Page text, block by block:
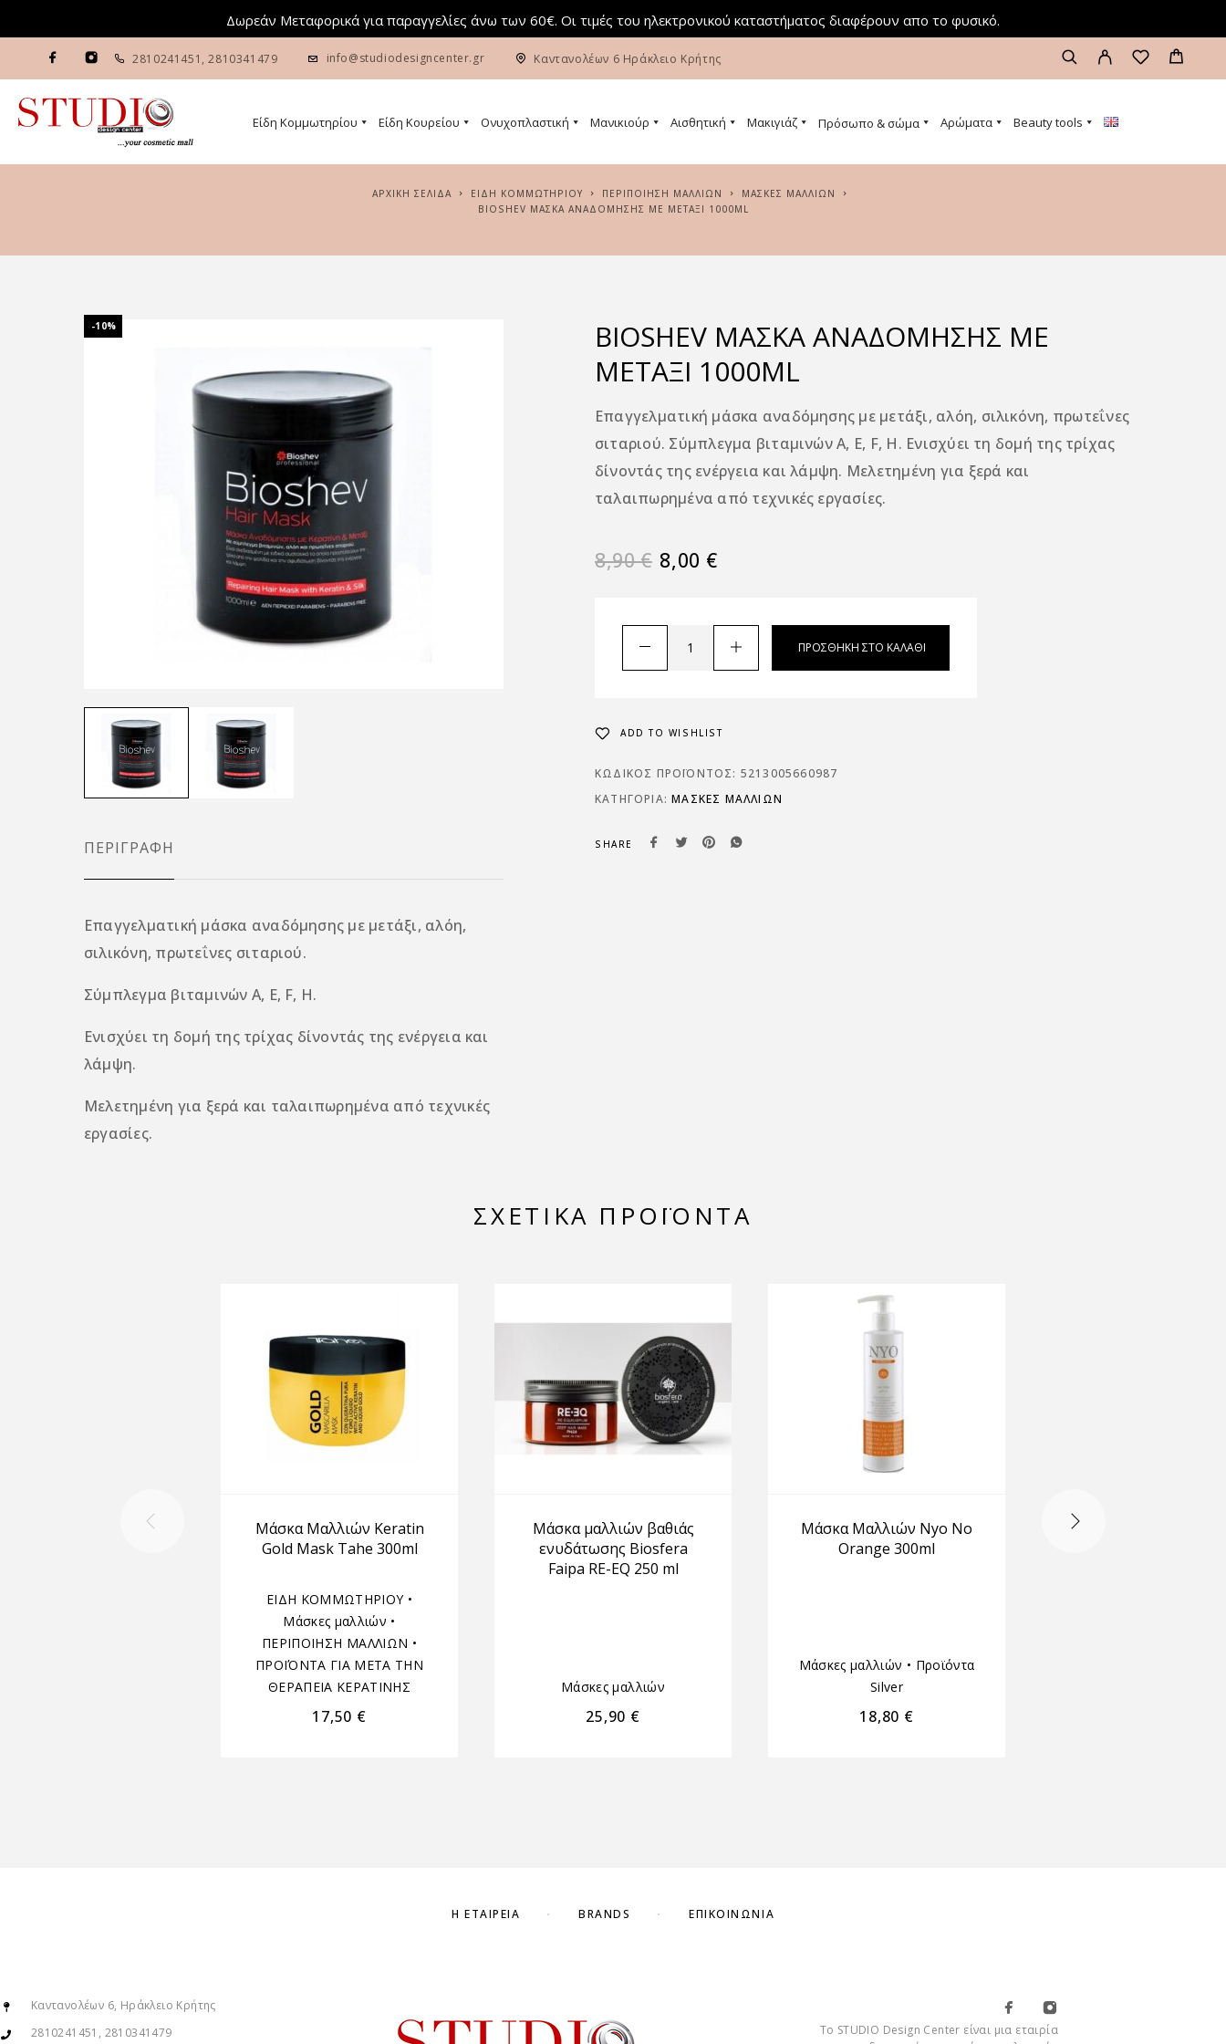
Δωρεάν Μεταφορικά για παραγγελίες άνω των 60€. Οι τιμές του ηλεκτρονικού καταστήματος διαφέρουν απο το φυσικό.
2810241451 , 2810341479 info@studiodesigncenter.gr Καντανολέων 6 Ηράκλειο Κρήτης
Είδη Κομμωτηρίου Είδη Κουρείου Ονυχοπλαστική Μανικιούρ Αισθητική Μακιγιάζ Πρόσωπο & σώμα Αρώματα Beauty tools
ΑΡΧΙΚΉ ΣΕΛΊΔΑ ΕΙΔΗ ΚΟΜΜΩΤΗΡΙΟΥ ΠΕΡΙΠΟΙΗΣΗ ΜΑΛΛΙΩΝ
ΜΆΣΚΕΣ ΜΑΛΛΙΏΝ
BIOSHEV ΜΆΣΚΑ ΑΝΑΔΌΜΗΣΗΣ ΜΕ ΜΕΤΆΞΙ 1000ML
-10%
ΠΕΡΙΓΡΑΦΉ
Επαγγελματική μάσκα αναδόμησης με μετάξι, αλόη,
σιλικόνη, πρωτεΐνες σιταριού.
Σύμπλεγμα βιταμινών Α, Ε, F, H.
Ενισχύει τη δομή της τρίχας δίνοντάς της ενέργεια και
λάμψη.
Μελετημένη για ξερά και ταλαιπωρημένα από τεχνικές
εργασίες.
BIOSHEV ΜΆΣΚΑ ΑΝΑΔΌΜΗΣΗΣ ΜΕ
ΜΕΤΆΞΙ 1000ML
Επαγγελματική μάσκα αναδόμησης με μετάξι, αλόη, σιλικόνη, πρωτεΐνες
σιταριού. Σύμπλεγμα βιταμινών Α, Ε, F, H. Ενισχύει τη δομή της τρίχας
δίνοντάς της ενέργεια και λάμψη. Μελετημένη για ξερά και
ταλαιπωρημένα από τεχνικές εργασίες.
8,90€ 8,00 €
ΠΡΟΣΘΉΚΗ ΣΤΟ ΚΑΛΆΘΙ
ADD TO WISHLIST
ΚΩΔΙΚΌΣ ΠΡΟΪΌΝΤΟΣ: 5213005660987
ΚΑΤΗΓΟΡΊΑ:ΜΆΣΚΕΣ ΜΑΛΛΙΏΝ
SHARE
ΣΧΕΤΙΚΆ ΠΡΟΪΌΝΤΑ
Μάσκα Μαλλιών Keratin
Gold Mask Tahe 300ml
ΕΙΔΗ ΚΟΜΜΩΤΗΡΙΟΥ•
Μάσκες μαλλιών •
ΠΕΡΙΠΟΙΗΣΗ ΜΑΛΛΙΩΝ •
ΠΡΟΪΌΝΤΑ ΓΙΑ ΜΕΤΑ ΤΗΝ
ΘΕΡΑΠΕΙΑ ΚΕΡΑΤΙΝΗΣ
17,50 €
Μάσκα μαλλιών βαθιάς
ενυδάτωσης Biosfera
Faipa RE-EQ 250 ml
Μάσκες μαλλιών
25,90 €
Μάσκα Μαλλιών Nyo No
Orange 300ml
Μάσκες μαλλιών • Προϊόντα
Silver
18,80 €
Μάσκα Μαλλιών
Η ΕΤΑΙΡΕΊΑ BRANDS ΕΠΙΚΟΙΝΩΝΊΑ
Καντανολέων 6, Ηράκλειο Κρήτης
2810241451, 2810341479
Το STUDIO Design Center είναι μια εταιρία